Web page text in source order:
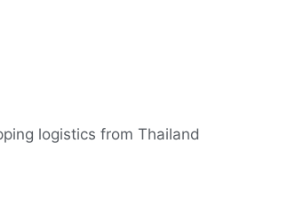
logistics from Thailand